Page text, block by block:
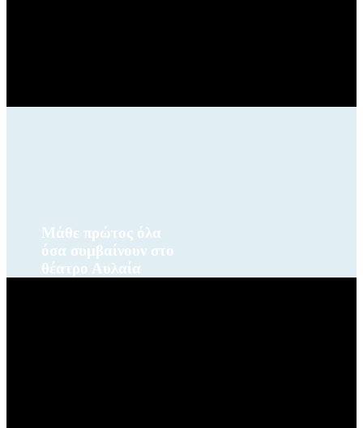
Μάθε πρώτος όλα
όσα συμβαίνουν στο
θέατρο Αυλαία